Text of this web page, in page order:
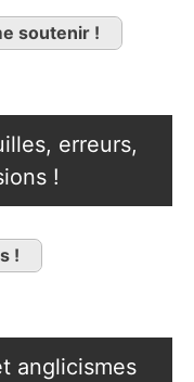
soutenir !
erreurs,
!
!
anglicismes